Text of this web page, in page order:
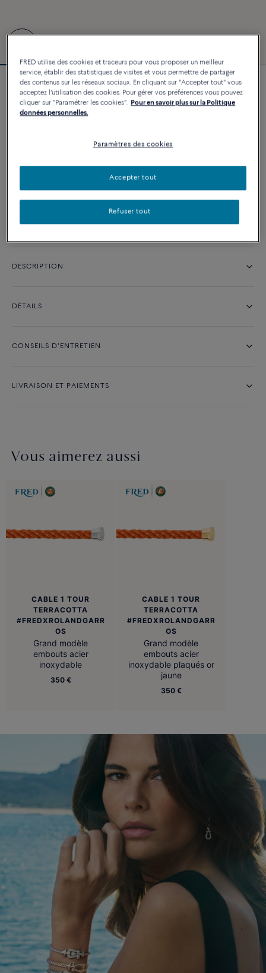
Bracelet Force 10
9 330 €
PERSONNALISER
AJOUTER AU PANIER
DESCRIPTION
DÉTAILS
CONSEILS D'ENTRETIEN
LIVRAISON ET PAIEMENTS
Vous aimerez aussi
CABLE 1 TOUR
TERRACOTTA
#FREDXROLANDGARR
OS
Grand modèle
embouts acier
inoxydable
350 €
CABLE 1 TOUR
TERRACOTTA
#FREDXROLANDGARR
OS
Grand modèle
embouts acier
inoxydable plaqués or
jaune
350 €
FRED utilise des cookies et traceurs pour vous proposer un meilleur
service, établir des statistiques de visites et vous permettre de partager
des contenus sur les réseaux sociaux. En cliquant sur "Accepter tout" vous
acceptez l'utilisation des cookies. Pour gérer vos préférences vous pouvez
cliquer sur "Paramétrer les cookies". Pour en savoir plus sur la Politique
données personnelles.
Paramètres des cookies
Refuser tout
Accepter tout